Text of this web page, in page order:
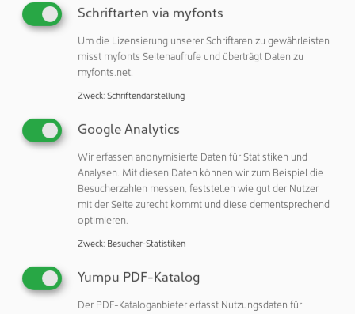
Mit der KEL-ERM VARIO lassen sich Prozesse
vereinfachen, Kosten senken und der gesamte
Produktlebenszyklus optimieren. Die Vorteile auf einen
– Nur eine Rahmengröße für verschiedene Varianten (zum
Beispiel 24|10, 24|7, 24|4)
– Maximale Flexibilität durch steckbare Trennstege (im
Lieferumfang enthalten)
– Hohe Schutzart IP65 durch eingespritzte Dichtung
– Garantieerhalt konfektionierter Leitungen
– Schnelle Nachrüstung und einfache Servicearbeiten
– Hohe Packungsdichte und große Tüllenvielfalt
– Zugentlastung gemäß DIN EN 62444
– Hohe Stabilität und Vibrationssicherheit
– Sehr einfache Bestückung
– Kombinierbar mit IMAS-CONNECT Adaptertüllen
Schriftarten via myfonts
Um die Lizensierung unserer Schriftaren zu gewährleisten
misst myfonts Seitenaufrufe und überträgt Daten zu
myfonts.net.
Zweck: Schriftendarstellung
Google Analytics
Wir erfassen anonymisierte Daten für Statistiken und
Analysen. Mit diesen Daten können wir zum Beispiel die
Besucherzahlen messen, feststellen wie gut der Nutzer
mit der Seite zurecht kommt und diese dementsprechend
optimieren.
Zweck: Besucher-Statistiken
Yumpu PDF-Katalog
Der PDF-Kataloganbieter erfasst Nutzungsdaten für